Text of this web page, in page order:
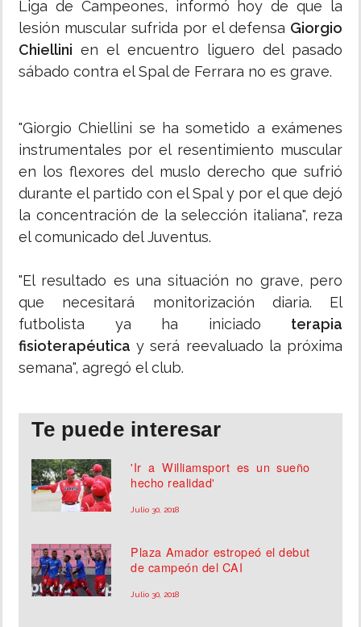
Liga de Campeones, informó hoy de que la
lesión muscular sufrida por el defensa Giorgio
Chiellini en el encuentro liguero del pasado
sábado contra el Spal de Ferrara no es grave.
"Giorgio Chiellini se ha sometido a exámenes
instrumentales por el resentimiento muscular
en los flexores del muslo derecho que sufrió
durante el partido con el Spal y por el que dejó
la concentración de la selección italiana", reza
el comunicado del Juventus.
"El resultado es una situación no grave, pero
que necesitará monitorización diaria. El
futbolista ya ha iniciado terapia
fisioterapéutica y será reevaluado la próxima
semana", agregó el club.
Te puede interesar
'Ir a Williamsport es un sueño
hecho realidad'
Julio 30, 2018
Plaza Amador estropeó el debut
de campeón del CAI
Julio 30, 2018